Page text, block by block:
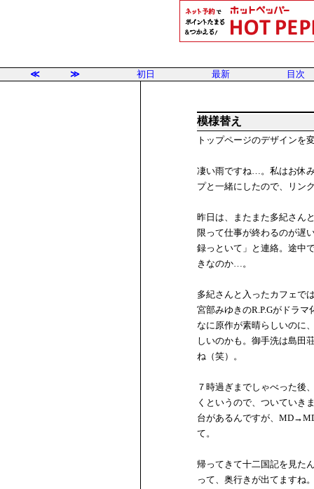
≪ ≫ 初日 最新 目次
模様替え
トップページのデザインを
凄い雨ですね…。私はお休
プと一緒にしたので、リン
昨日は、またまた多紀さん
限って仕事が終わるのが遅
録っといて」と連絡。途中
きなのか…。
多紀さんと入ったカフェで
宮部みゆきのR.P.Gがドラ
なに原作が素晴らしいのに
しいのかも。御手洗は島田
ね（笑）。
７時過ぎまでしゃべった後
くというので、ついていき
台があるんですが、
て。
帰ってきて十二国記を見た
って、奥行きが出てますね